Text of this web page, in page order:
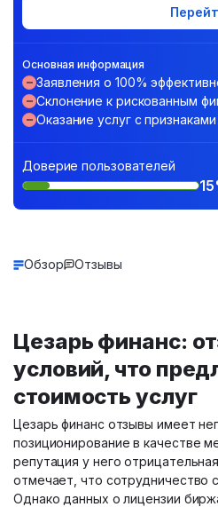
Основная информация
Заявления о 100%
Склонение к рискованным
Оказание услуг с
Доверие пользователей
Обзор Отзывы
Цезарь финанс:
условий, что
стоимость услуг
Цезарь финанс отзывы имеет
позиционирование в качестве
репутация у него
отмечает, что сотрудничество
Однако данных о лицензии